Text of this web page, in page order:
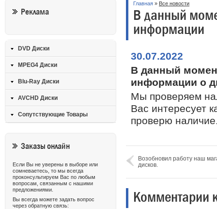
Главная » Все новости
В данный
информации
30.07.2022
В данный
информации о
Мы проверяем
Вас интересует
проверю
Возобновил работу наш
дисков.
Комментарии
Реклама
DVD Диски
MPEG4 Диски
Blu-Ray Диски
AVCHD Диски
Сопутствующие Товары
Заказы онлайн
Если Вы не уверены в выборе или
сомневаетесь, то мы всегда
проконсультируем Вас по любым
вопросам, связанным с нашими
предложениями.
Вы всегда можете задать вопрос
через обратную связь: